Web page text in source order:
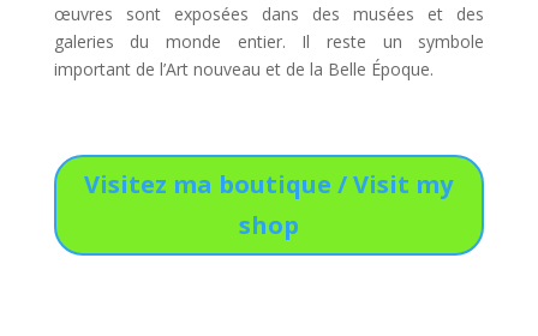
œuvres sont exposées dans des musées et des
galeries du monde entier. Il reste un symbole
important de l’Art nouveau et de la Belle Époque.
Visitez ma boutique / Visit my
shop